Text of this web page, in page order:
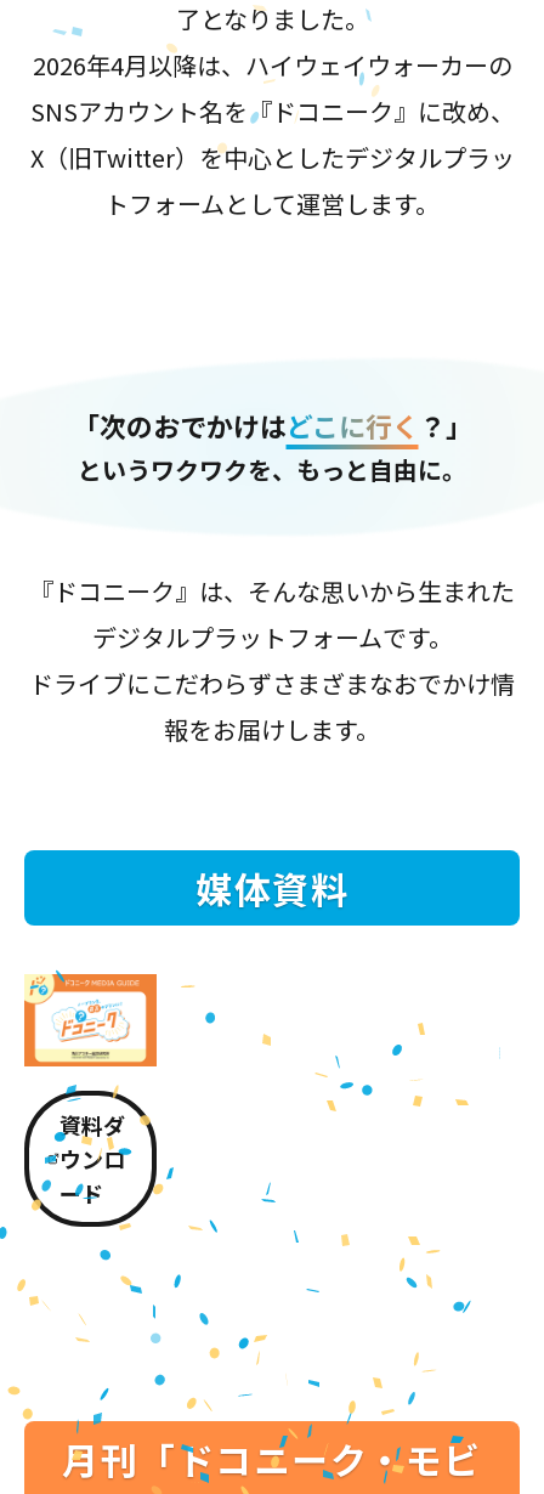
了となりました。
2026年4月以降は、ハイウェイウォーカーの
SNSアカウント名を『ドコニーク』に改め、
X（旧Twitter）を中心としたデジタルプラッ
トフォームとして運営します。
「次のおでかけはどこに行く ？」
というワクワクを、もっと自由に。
『ドコニーク』は、そんな思いから生まれた
デジタルプラットフォームです。
ドライブにこだわらずさまざまなおでかけ情
報をお届けします。
媒体資料
資料ダ
ウンロ
ード
月刊「ドコニーク・モビ